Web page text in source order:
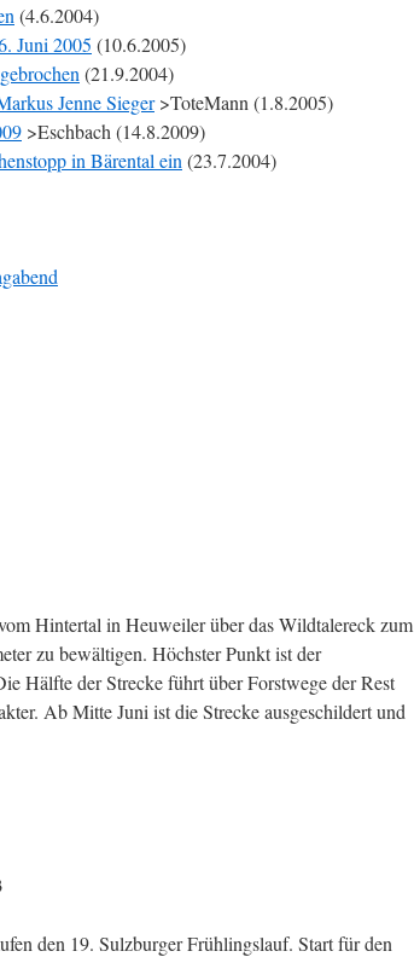
(4.6.2004)
Juni 2005 (10.6.2005)
(21.9.2004)
Jenne Sieger>ToteMann (1.8.2005)
>Eschbach (14.8.2009)
in Bärental ein (23.7.2004)
Hintertal in Heuweiler über das Wildtalereck zum
zu bewältigen. Höchster Punkt ist der
Hälfte der Strecke führt über Forstwege der Rest
Ab Mitte Juni ist die Strecke ausgeschildert und
den 19. Sulzburger Frühlingslauf. Start für den